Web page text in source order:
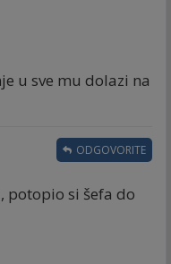
u sve mu dolazi na
potopio si šefa do
ODGOVORITE